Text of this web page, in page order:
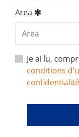
Area
Je ai lu,
conditions
confidentialité